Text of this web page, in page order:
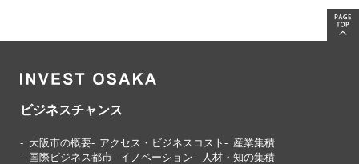
ビジネスチャンス
大阪市の概要 アクセス・ビジネスコスト
産業集積
国際ビジネス都市
イノベーション 人材・知の集積